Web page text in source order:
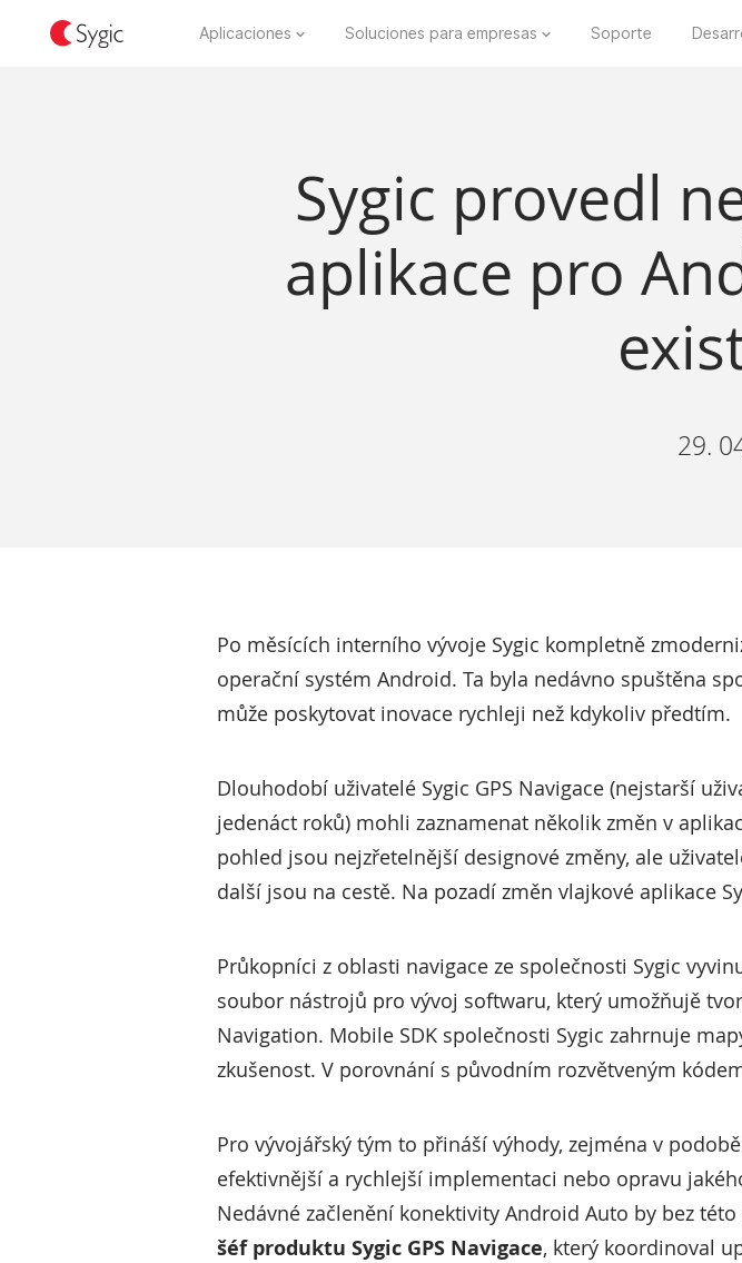
Aplicaciones Soluciones para empresas Soporte
Sygic provedl
aplikace pro
29.
Po měsících interního vývoje Sygic kompletně
operační systém Android. Ta byla nedávno spuštěna
může poskytovat inovace rychleji než kdykoliv předtím.
Dlouhodobí uživatelé Sygic GPS Navigace (nejstarší
jedenáct roků) mohli zaznamenat několik změn v
pohled jsou nejzřetelnější designové změny, ale
další jsou na cestě. Na pozadí změn vlajkové aplikace
Průkopníci z oblasti navigace ze společnosti Sygic
soubor nástrojů pro vývoj softwaru, který umožňujě
Navigation. Mobile SDK společnosti Sygic zahrnuje
zkušenost. V porovnání s původním rozvětveným
Pro vývojářský tým to přináší výhody, zejména v
efektivnější a rychlejší implementaci nebo opravu
Nedávné začlenění konektivity Android Auto by bez
šéf produktu Sygic GPS Navigace, který koordinoval